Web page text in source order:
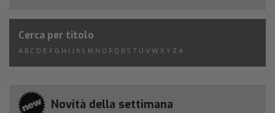
Cerca per titolo
A B C D E F G H I J K L M N O P Q R S T U V W X Y Z #
Novità della settimana